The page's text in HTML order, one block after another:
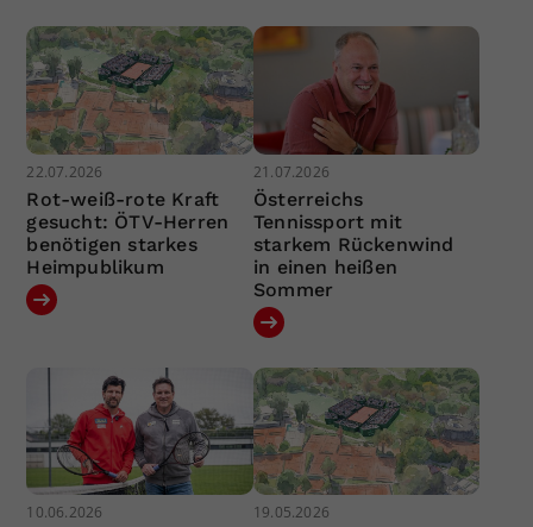
22.07.2026
Rot-weiß-rote Kraft
gesucht: ÖTV-Herren
benötigen starkes
Heimpublikum
21.07.2026
Österreichs
Tennissport mit
starkem Rückenwind
in einen heißen
Sommer
10.06.2026 19.05.2026